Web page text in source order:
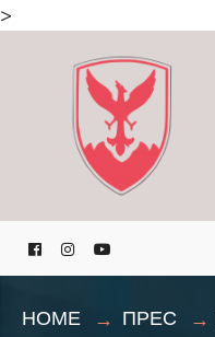
>
HOME ПРЕС